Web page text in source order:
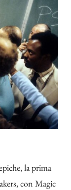
la prima
con Magic